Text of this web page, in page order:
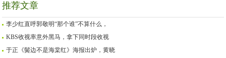
推荐文章
李少红直呼郭敬明“那个谁”不算什么，
KBS收视率意外黑马，拿下同时段收视
于正《鬓边不是海棠红》海报出炉，黄晓